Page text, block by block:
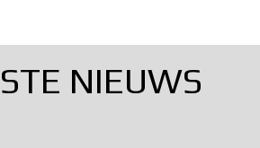
NIEUWS